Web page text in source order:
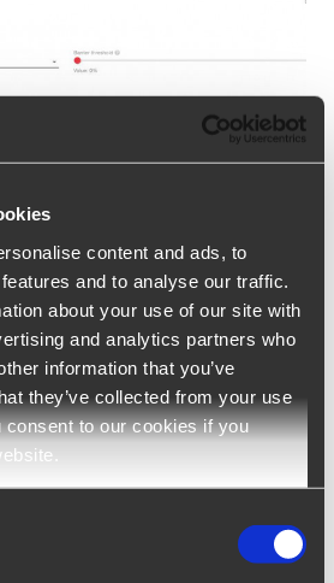
content and ads, to
and to analyse our traffic.
about your use of our site with
and analytics partners who
information that you’ve
they’ve collected from your use
to our cookies if you
et des affaires
internationales, non
Recrutement | évaluation |
référenceExaminlabMois de